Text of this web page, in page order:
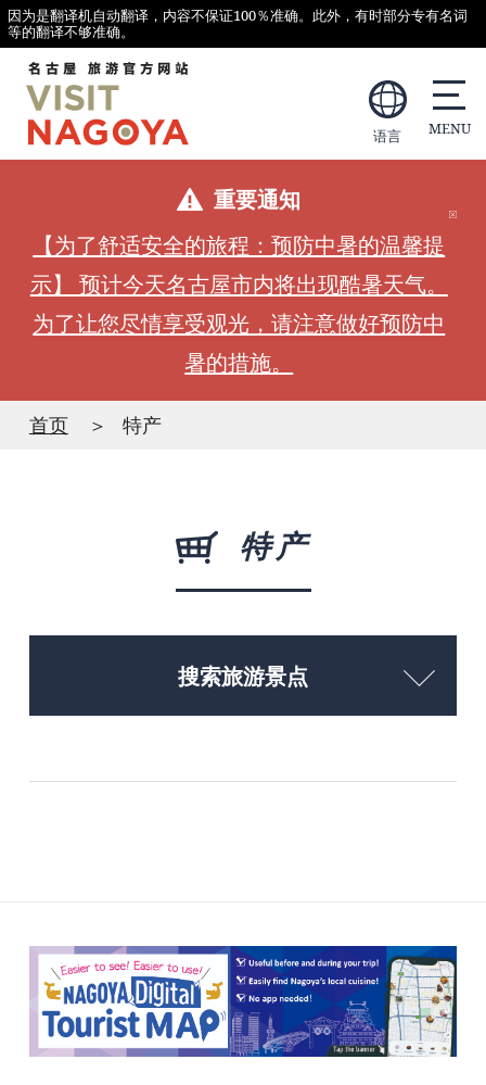
因为是翻译机自动翻译，内容不保证100％准确。此外，有时部分专有名词
等的翻译不够准确。
语言
重要通知
【为了舒适安全的旅程：预防中暑的温馨提
示】 预计今天名古屋市内将出现酷暑天气。
为了让您尽情享受观光，请注意做好预防中
暑的措施。
首页 特产
特产
搜索旅游景点